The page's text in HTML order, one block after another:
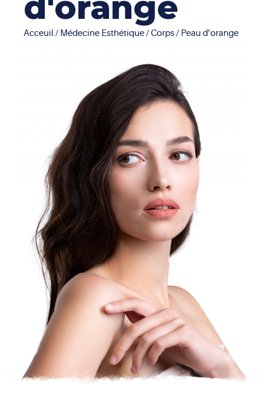
Acceuil/ Médecine Esthétique/Corps/ Peau d’orange